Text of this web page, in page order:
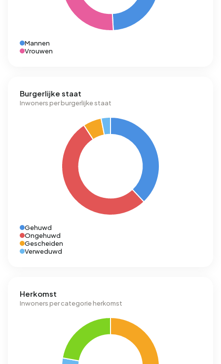
Mannen
Vrouwen
Burgerlijke staat
Inwoners per burgerlijke staat
Gehuwd
Ongehuwd
Gescheiden
Verweduwd
Herkomst
Inwoners per categorie herkomst